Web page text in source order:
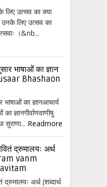
उत्सव का क्या
लिए उत्सव का
।&nb...
भाषाओं का ज्ञान
Bhashaon
का ज्ञानआचार्य
ज्ञानगीर्वाणवाणीषु
सुराणा... Readmore
द्रुमालयः अर्थ
vanm
अर्थ (शब्दार्थ